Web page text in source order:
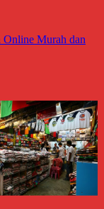
Murah dan